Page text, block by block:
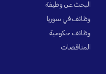
البحث عن وظيفة
وظائف في سوريا
وظائف حكومية
المناقصات